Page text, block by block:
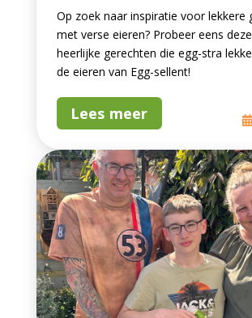
Op zoek naar inspiratie voor lekkere
met verse eieren? Probeer eens
heerlijke gerechten die egg-stra
de eieren van Egg-sellent!
Lees meer